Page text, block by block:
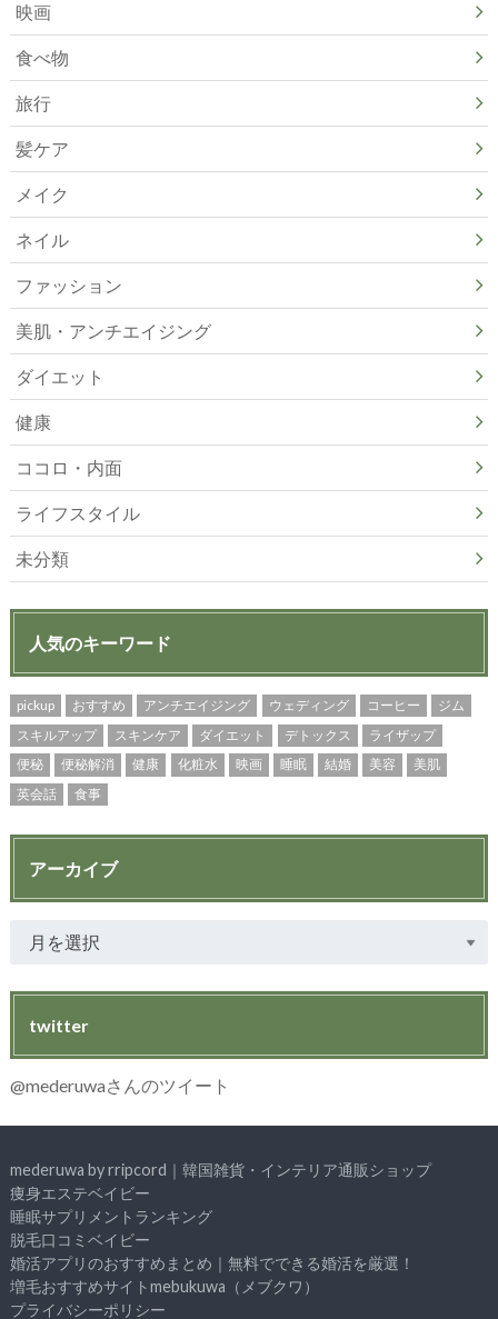
映画
食べ物
旅行
髪ケア
メイク
ネイル
ファッション
美肌・アンチエイジング
ダイエット
健康
ココロ・内面
ライフスタイル
未分類
人気のキーワード
pickup おすすめ アンチエイジング ウェディング コーヒー
ジム
スキルアップ
スキンケア ダイエット デトックス
ライザップ
便秘
便秘解消 健康 化粧水 映画 睡眠 結婚 美容
美肌
英会話
食事
アーカイブ
twitter
@mederuwaさんのツイート
mederuwa by rripcord｜韓国雑貨・インテリア通販ショップ
痩身エステベイビー
睡眠サプリメントランキング
脱毛口コミベイビー
婚活アプリのおすすめまとめ｜無料でできる婚活を厳選！
増毛おすすめサイトmebukuwa（メブクワ）
プライバシーポリシー